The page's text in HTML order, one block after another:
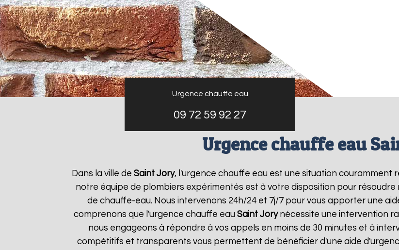
Urgence chauffe eau
09 72 59 92 27
Urgence chauffe eau
Dans la ville de Saint Jory, l'urgence chauffe eau est une situation couramment
notre équipe de plombiers expérimentés est à votre disposition pour
de chauffe-eau. Nous intervenons 24h/24 et 7j/7 pour vous apporter une
comprenons que l'urgence chauffe eau Saint Jorynécessite une intervention
nous engageons à répondre à vos appels en moins de 30 minutes et à
compétitifs et transparents vous permettent de bénéficier d'une aide